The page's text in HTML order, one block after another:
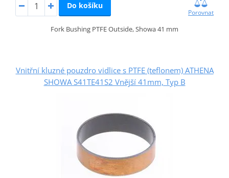
Do košíku
Porovnat
Fork Bushing PTFE Outside, Showa 41 mm
Vnitřní kluzné pouzdro vidlice s PTFE (teflonem) ATHENA
SHOWA S41TE41S2 Vnější 41mm, Typ B